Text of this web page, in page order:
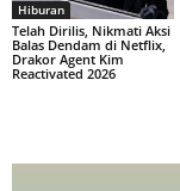
Hiburan
Telah Dirilis, Nikmati Aksi
Balas Dendam di Netflix,
Drakor Agent Kim
Reactivated 2026